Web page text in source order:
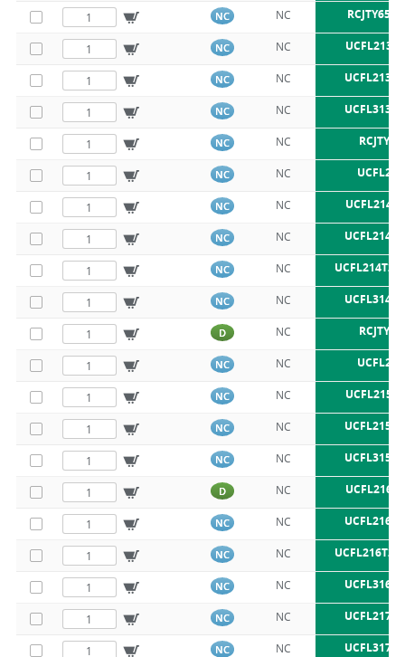
NC NC RCJTY65-
NC NC UCFL213
NC NC UCFL213
NC NC UCFL313
NC NC RCJTY70
NC NC UCFL214
NC NC UCFL214
NC NC UCFL214
NC NC UCFL214T20
NC NC UCFL314
D NC RCJTY75
NC NC UCFL215
NC NC UCFL215
NC NC UCFL215
NC NC UCFL315
D NC UCFL216
NC NC UCFL216
NC NC UCFL216T20
NC NC UCFL316
NC NC UCFL217
NC NC UCFL317